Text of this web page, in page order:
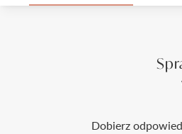
Dobierz